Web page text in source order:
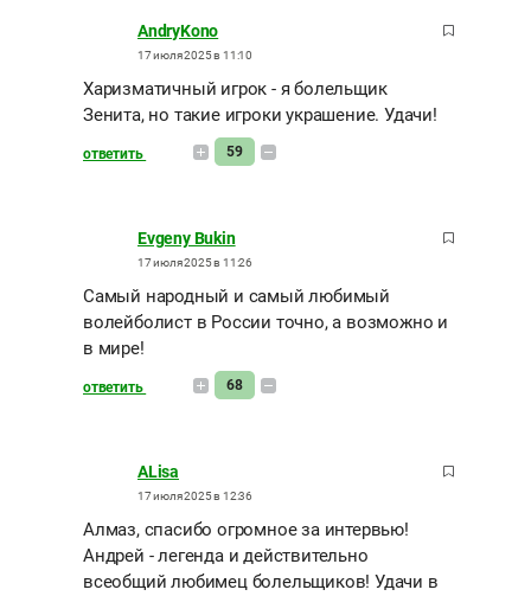
AndryKono
17 июля 2025 в 11:10
Харизматичный игрок - я болельщик
Зенита, но такие игроки украшение. Удачи!
ответить 59
Evgeny Bukin
17 июля 2025 в 11:26
Самый народный и самый любимый
волейболист в России точно, а возможно и
в мире!
ответить 68
ALisa
17 июля 2025 в 12:36
Алмаз, спасибо огромное за интервью!
Андрей - легенда и действительно
всеобщий любимец болельщиков! Удачи в